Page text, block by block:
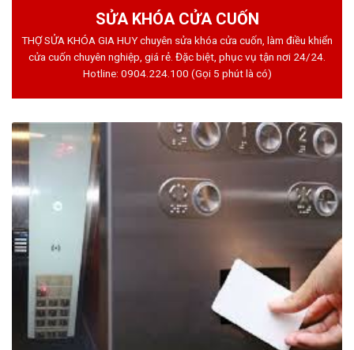
SỬA KHÓA CỬA CUỐN
THỢ SỬA KHÓA GIA HUY chuyên sửa khóa cửa cuốn, làm điều khiển
cửa cuốn chuyên nghiệp, giá rẻ. Đặc biệt, phục vụ tận nơi 24/24.
Hotline: 0904.224.100 (Gọi 5 phút là có)